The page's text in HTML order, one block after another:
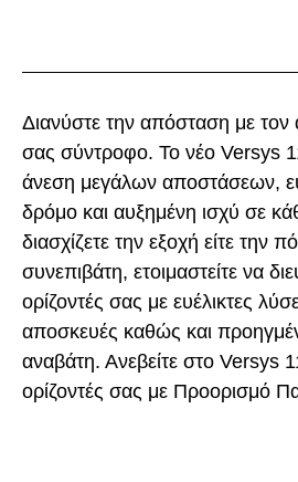
Διανύστε την απόσταση με τον
σας σύντροφο. Το νέο Versys
άνεση μεγάλων αποστάσεων,
δρόμο και αυξημένη ισχύ σε
διασχίζετε την εξοχή είτε την
συνεπιβάτη, ετοιμαστείτε να
ορίζοντές σας με ευέλικτες
αποσκευές καθώς και
αναβάτη. Ανεβείτε στο Versys
ορίζοντές σας με Προορισμό